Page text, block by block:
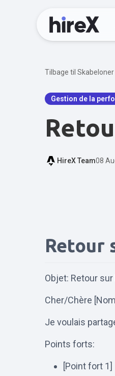
Tilbage til Skabeloner
Gestion de la
HireX Team08
Retour
Objet: Retour
Cher/Chère
Je voulais
Points forts:
[Point fort 1]